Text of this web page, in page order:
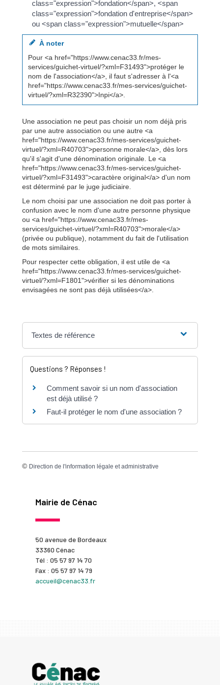
class="expression">fondation</span>, <span
class="expression">fondation d'entreprise</span>
ou <span class="expression">mutuelle</span>
À noter
Pour <a href="https://www.cenac33.fr/mes-
services/guichet-virtuel/?xml=F31493">protéger le
nom de l'association</a>, il faut s'adresser à l'<a
href="https://www.cenac33.fr/mes-services/guichet-
virtuel/?xml=R32390">Inpi</a>.
Une association ne peut pas choisir un nom déjà pris
par une autre association ou une autre <a
href="https://www.cenac33.fr/mes-services/guichet-
virtuel/?xml=R40703">personne morale</a>, dès lors
qu'il s'agit d'une dénomination originale. Le <a
href="https://www.cenac33.fr/mes-services/guichet-
virtuel/?xml=F31493">caractère original</a> d'un nom
est déterminé par le juge judiciaire.
Le nom choisi par une association ne doit pas porter à
confusion avec le nom d'une autre personne physique
ou <a href="https://www.cenac33.fr/mes-
services/guichet-virtuel/?xml=R40703">morale</a>
(privée ou publique), notamment du fait de l'utilisation
de mots similaires.
Pour respecter cette obligation, il est utile de <a
href="https://www.cenac33.fr/mes-services/guichet-
virtuel/?xml=F1801">vérifier si les dénominations
envisagées ne sont pas déjà utilisées</a>.
Textes de référence
Questions ? Réponses !
Comment savoir si un nom d'association
est déjà utilisé ?
Faut-il protéger le nom d'une association ?
© Direction de l'information légale et administrative
Mairie de Cénac
50 avenue de Bordeaux
33360 Cénac
Tél : 05 57 97 14 70
Fax : 05 57 97 14 79
accueil@cenac33.fr